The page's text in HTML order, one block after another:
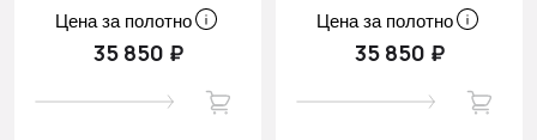
Цена за полотно
35 850 ₽
Цена за полотно
35 850 ₽